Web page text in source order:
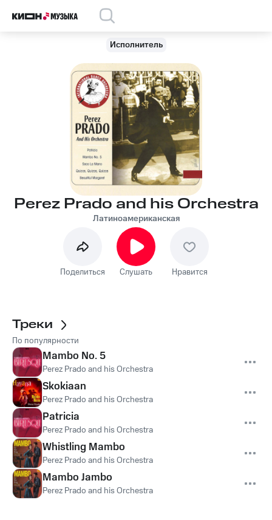
Исполнитель
Perez Prado and his Orchestra
Латиноамериканская
Поделиться Слушать Нравится
Треки
По популярности
Mambo No. 5
Perez Prado and his Orchestra
Skokiaan
Perez Prado and his Orchestra
Patricia
Perez Prado and his Orchestra
Whistling Mambo
Perez Prado and his Orchestra
Mambo Jambo
Perez Prado and his Orchestra